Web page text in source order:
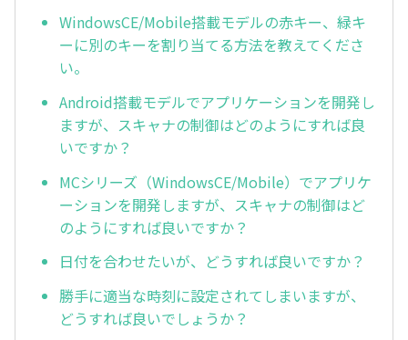
WindowsCE/Mobile搭載モデルの赤キー、緑キ
ーに別のキーを割り当てる方法を教えてくださ
い。
Android搭載モデルでアプリケーションを開発し
ますが、スキャナの制御はどのようにすれば良
いですか？
MCシリーズ（WindowsCE/Mobile）でアプリケ
ーションを開発しますが、スキャナの制御はど
のようにすれば良いですか？
日付を合わせたいが、どうすれば良いですか？
勝手に適当な時刻に設定されてしまいますが、
どうすれば良いでしょうか？